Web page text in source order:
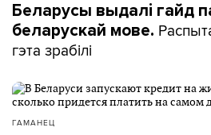
Беларусы выдалі гайд
беларускай мове.
гэта зрабілі
ГАМАНЕЦ